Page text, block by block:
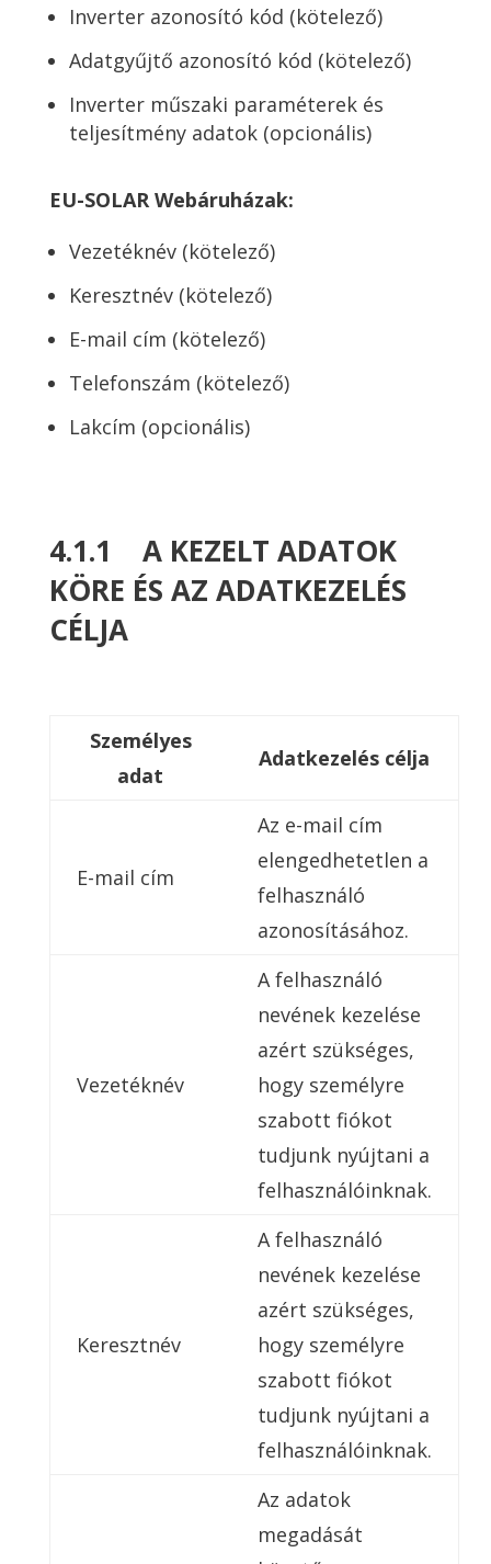
Inverter azonosító kód (kötelező)
Adatgyűjtő azonosító kód (kötelező)
Inverter műszaki paraméterek és
teljesítmény adatok (opcionális)
EU-SOLAR Webáruházak:
Vezetéknév (kötelező)
Keresztnév (kötelező)
E-mail cím (kötelező)
Telefonszám (kötelező)
Lakcím (opcionális)
4.1.1 A KEZELT ADATOK
KÖRE ÉS AZ ADATKEZELÉS
CÉLJA
Személyes
adat
Adatkezelés célja
E-mail cím
Az e-mail cím
elengedhetetlen a
felhasználó
azonosításához.
Vezetéknév
A felhasználó
nevének kezelése
azért szükséges,
hogy személyre
szabott fiókot
tudjunk nyújtani a
felhasználóinknak.
Keresztnév
A felhasználó
nevének kezelése
azért szükséges,
hogy személyre
szabott fiókot
tudjunk nyújtani a
felhasználóinknak.
Az adatok
megadását